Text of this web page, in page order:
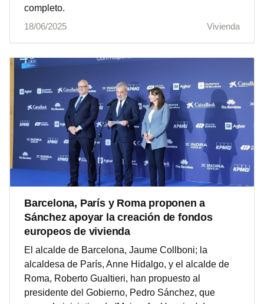
completo.
18/06/2025
Vivienda
Barcelona, París y Roma proponen a
Sánchez apoyar la creación de fondos
europeos de vivienda
El alcalde de Barcelona, Jaume Collboni; la
alcaldesa de París, Anne Hidalgo, y el alcalde de
Roma, Roberto Gualtieri, han propuesto al
presidente del Gobierno, Pedro Sánchez, que